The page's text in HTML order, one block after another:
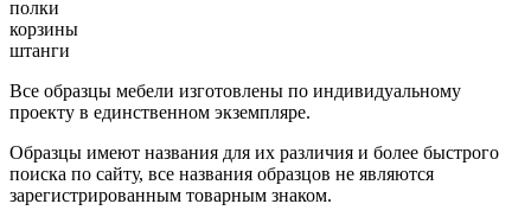
полки
корзины
штанги
Все образцы мебели изготовлены по индивидуальному
проекту в единственном экземпляре.
Образцы имеют названия для их различия и более быстрого
поиска по сайту, все названия образцов не являются
зарегистрированным товарным знаком.